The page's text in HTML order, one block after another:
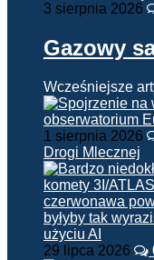
3 sierpnia 2026
Gazowy
Wcześniejsze
1 sierpnia 2026
Drogi Mlecznej
29 lipca 2026